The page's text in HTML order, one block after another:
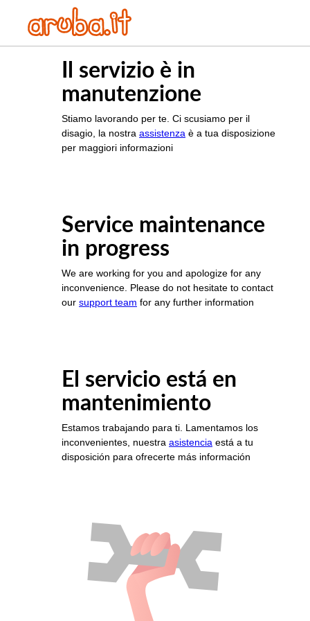
Il servizio è in
manutenzione
Stiamo lavorando per te. Ci scusiamo per il
disagio, la nostra assistenza è a tua disposizione
per maggiori informazioni
Service maintenance
in progress
We are working for you and apologize for any
inconvenience. Please do not hesitate to contact
our support team for any further information
El servicio está en
mantenimiento
Estamos trabajando para ti. Lamentamos los
inconvenientes, nuestra asistencia está a tu
disposición para ofrecerte más información